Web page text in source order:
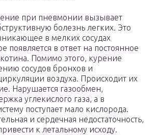
при пневмонии вызывает
болезнь легких. Это
в мелких сосудах
появляется в ответ на постоянное
Помимо этого, курение
сосудов бронхов и
воздуха. Происходит их
Нарушается газообмен,
углекислого газа, а в
поступает мало кислорода.
и сердечная недостаточность,
к летальному исходу.